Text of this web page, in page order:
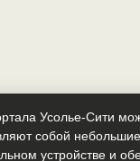
Усолье-Сити
собой
устройстве и